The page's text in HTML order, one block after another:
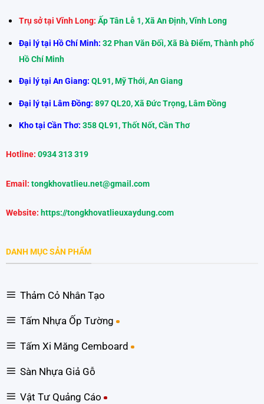
Trụ sở tại Vĩnh Long: Ấp Tân Lễ 1, Xã An Định, Vĩnh Long
Đại lý tại Hồ Chí Minh: 32 Phan Văn Đối, Xã Bà Điểm, Thành phố
Hồ Chí Minh
Đại lý tại An Giang: QL91, Mỹ Thới, An Giang
Đại lý tại Lâm Đồng:897 QL20, Xã Đức Trọng, Lâm Đồng
Kho tại Cần Thơ: 358 QL91, Thốt Nốt, Cần Thơ
Hotline: 0934 313 319
Email: tongkhovatlieu.net@gmail.com
Website: https://tongkhovatlieuxaydung.com
DANH MỤC SẢN PHẨM
Thảm Cỏ Nhân Tạo
Tấm Nhựa Ốp Tường
Tấm Xi Măng Cemboard
Sàn Nhựa Giả Gỗ
Vật Tư Quảng Cáo